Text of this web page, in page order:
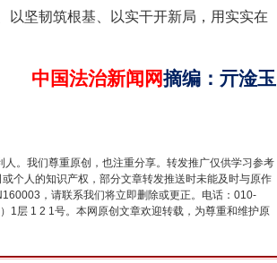
以坚韧筑根基、以实干开新局，用实实在
中国法治新闻网摘编 ： 亓淦玉
。我们尊重原创，也注重分享。转发推广仅供学习参考
个人的知识产权，部分文章转发推送时未能及时与原作
，请联系我们将立即删除或更正。电话：010-
1层 1 2 1号。本网原创文章欢迎转载，为尊重和维护原